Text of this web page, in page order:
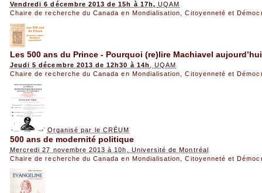
Vendredi 6 décembre 2013 de 15h à 17h, UQAM
Chaire de recherche du Canada en Mondialisation, Citoyenneté et
Les 500 ans du Prince - Pourquoi (re)lire Machiavel aujourd’hui
Jeudi 5 décembre 2013 de 12h30 à 14h
, UQAM
Chaire de recherche du Canada en Mondialisation, Citoyenneté et
Organisé par le CRÉUM
500 ans de modernité politique
Mercredi 27 novembre 2013 à 10h, Université de Montréal
Chaire de recherche du Canada en Mondialisation, Citoyenneté et